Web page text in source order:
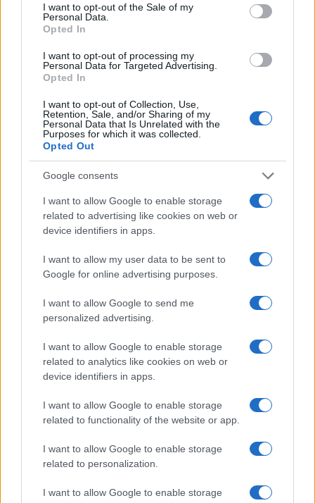
I want to opt-out of the Sale of my
Personal Data.
Opted In
I want to opt-out of processing my
Personal Data for Targeted Advertising.
Opted In
I want to opt-out of Collection, Use,
Retention, Sale, and/or Sharing of my
Personal Data that Is Unrelated with the
Purposes for which it was collected.
Opted Out
Google consents
I want to allow Google to enable storage
related to advertising like cookies on web or
device identifiers in apps.
I want to allow my user data to be sent to
Google for online advertising purposes.
I want to allow Google to send me
personalized advertising.
I want to allow Google to enable storage
related to analytics like cookies on web or
device identifiers in apps.
I want to allow Google to enable storage
related to functionality of the website or app.
I want to allow Google to enable storage
related to personalization.
I want to allow Google to enable storage
campanello d’allarme molto serio per tutto il
settore.
Problemi dell’eolico galleggiante
Cosa differenzia una turbina eolica installata su
una fondazione solida, sia essa una fondazione in
calcestruzzo sulla terraferma o uno dei tipi di
fondazione solidaoffshore(monopile, tripode o
), da una turbina installata invece su una
piattaformaoffshoregalleggiante? Il fatto che, per
la prima, l’incastro della torre si può supporre
e, quindi, il comportamento
dinamico della macchina, incluse le sue frequenze
caratteristiche, dipende unicamente dalla
configurazione geometrica e dall’aerodinamica del
rotore.
Per una turbina installata su piattaformaoffshore
galleggiante, invece, l’incastro della torre è per
; questo comporta che la
dinamica della macchina, incluse le sue frequenze
combinazione di molteplici fattori: la geometria
della macchina combinata con quella della
piattaforma e con le catenarie delle linee di